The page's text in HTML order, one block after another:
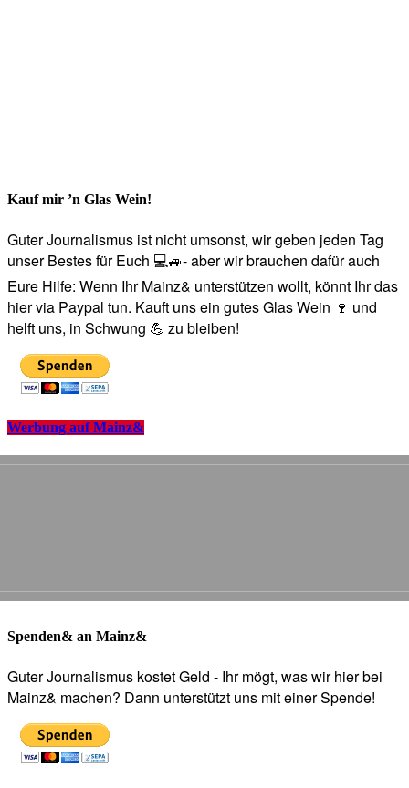
Kauf mir ’n Glas Wein!
Guter Journalismus ist nicht umsonst, wir geben jeden Tag
unser Bestes für Euch 💻🚙- aber wir brauchen dafür auch
Eure Hilfe: Wenn Ihr Mainz& unterstützen wollt, könnt Ihr das
hier via Paypal tun. Kauft uns ein gutes Glas Wein 🍷 und
helft uns, in Schwung 💪 zu bleiben!
Werbung auf Mainz&
Spenden& an Mainz&
Guter Journalismus kostet Geld - Ihr mögt, was wir hier bei
Mainz& machen? Dann unterstützt uns mit einer Spende!